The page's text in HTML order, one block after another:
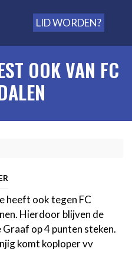
LID WORDEN?
OOK VAN FC
heeft ook tegen FC
Hierdoor blijven de
op 4 punten steken.
komt koploper vv